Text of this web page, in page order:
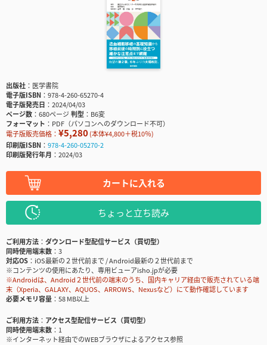
出版社
医学書院
電子版ISBN
978-4-260-65270-4
電子版発売日
2024/04/03
ページ数
680ページ判型
B6変
フォーマット
PDF（パソコンへのダウンロード不可）
電子版販売価格： ¥5,280(本体¥4,800＋税10％)
印刷版ISBN
978-4-260-05270-2
印刷版発行年月
2024/03
カートに入れる
ちょっと立ち読み
ご利用方法
ダウンロード型配信サービス（買切型）
同時使用端末数
3
対応OS
iOS最新の２世代前まで / Android最新の２世代前まで
※コンテンツの使用にあたり、専用ビューアisho.jpが必要
※Androidは、Android２世代前の端末のうち、国内キャリア経由で販売されている端
末（Xperia、GALAXY、AQUOS、ARROWS、Nexusなど）にて動作確認しています
必要メモリ容量
58 MB以上
ご利用方法
アクセス型配信サービス（買切型）
同時使用端末数
1
※インターネット経由でのWEBブラウザによるアクセス参照